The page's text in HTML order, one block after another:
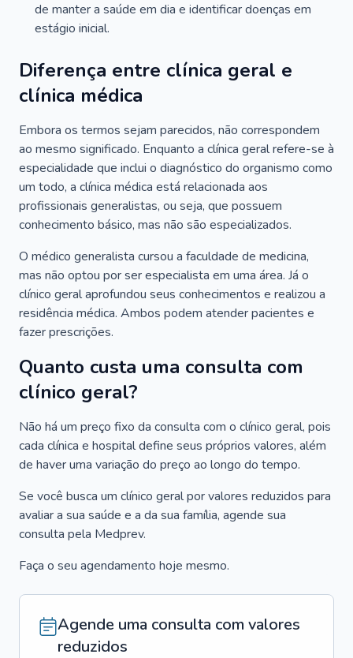
de manter a saúde em dia e identificar doenças em
estágio inicial.
Diferença entre clínica geral e
clínica médica
Embora os termos sejam parecidos, não correspondem
ao mesmo significado. Enquanto a clínica geral refere-se à
especialidade que inclui o diagnóstico do organismo como
um todo, a clínica médica está relacionada aos
profissionais generalistas, ou seja, que possuem
conhecimento básico, mas não são especializados.
O médico generalista cursou a faculdade de medicina,
mas não optou por ser especialista em uma área. Já o
clínico geral aprofundou seus conhecimentos e realizou a
residência médica. Ambos podem atender pacientes e
fazer prescrições.
Quanto custa uma consulta com
clínico geral?
Não há um preço fixo da consulta com o clínico geral, pois
cada clínica e hospital define seus próprios valores, além
de haver uma variação do preço ao longo do tempo.
Se você busca um clínico geral por valores reduzidos para
avaliar a sua saúde e a da sua família, agende sua
consulta pela Medprev.
Faça o seu agendamento hoje mesmo.
Agende uma consulta com valores
reduzidos